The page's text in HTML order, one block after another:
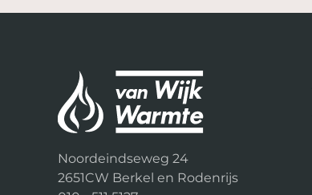
Noordeindseweg 24
2651CW Berkel en Rodenrijs